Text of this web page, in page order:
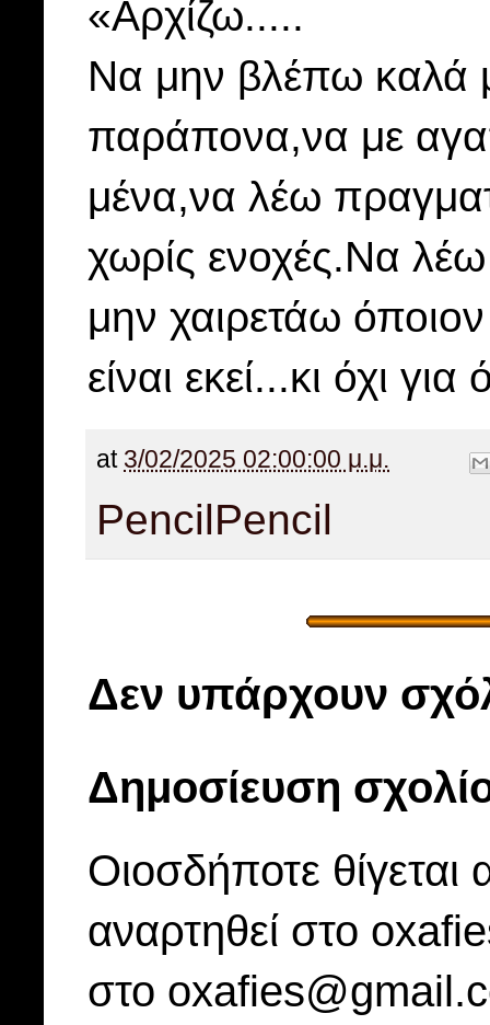
«Αρχίζω.....
Να μην βλέπω καλά
παράπονα,να με
μένα,να λέω
χωρίς ενοχές.Nα λέω
μην χαιρετάω όποιον
είναι εκεί...κι όχι
at 3/02/2025 02:00:00 μ.μ.
PencilPencil
Δεν υπάρχουν
Δημοσίευση
Οιοσδήποτε
αναρτηθεί στο
στο